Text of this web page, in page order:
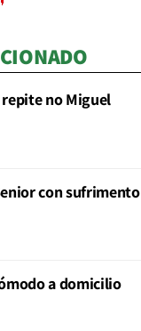
no Miguel
con sufrimento
a domicilio